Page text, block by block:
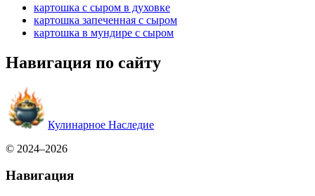
картошка с сыром в духовке
картошка запеченная с сыром
картошка в мундире с сыром
Навигация по сайту
Кулинарное Наследие
© 2024–2026
Навигация